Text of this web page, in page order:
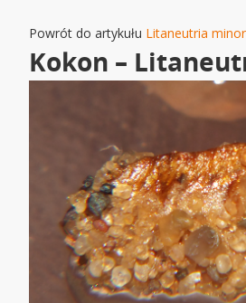
Powrót do artykułu Litaneutria
Kokon –